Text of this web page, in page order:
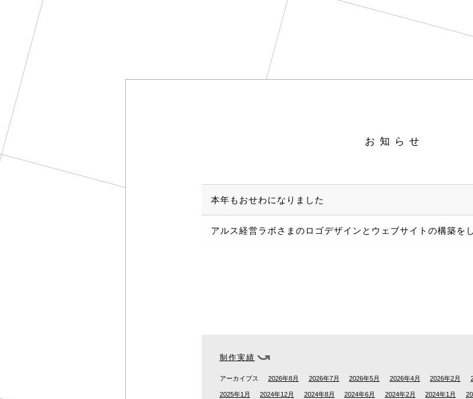
お知らせ
本年もおせわになりました
アルス経営ラボさまのロゴデザインとウェブサイトの構築を
制作実績
アーカイブス 2026年8月 2026年7月 2026年5月 2026年4月 2026年2月
2025年1月 2024年12月 2024年8月 2024年6月 2024年2月 2024年1月